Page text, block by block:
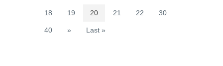
18 19 20 21 22 30
40 » Last »